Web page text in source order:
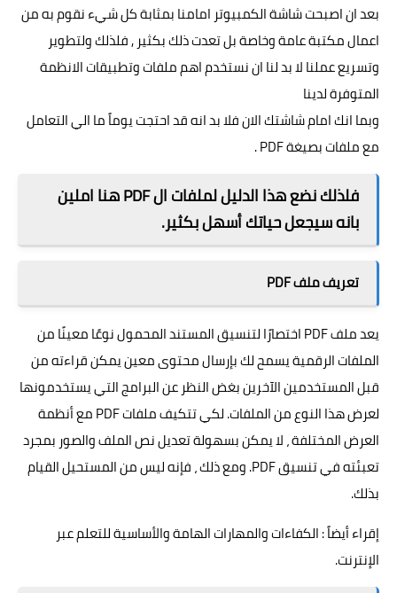
بعد ان اصبحت شاشة الكمبيوتر امامنا بمثابة كل شيء نقوم به من
اعمال مكتبة عامة وخاصة بل تعدت ذلك بكثير , فلذلك ولتطوير
وتسريع عملنا لا بد لنا ان نستخدم اهم ملفات وتطبيقات الانظمة
المتوفرة لدينا
وبما انك امام شاشتك الان فلا بد انه قد احتجت يوماً ما الي التعامل
مع ملفات بصيغة PDF .
فلذلك نضع هذا الدليل لملفات ال PDF هنا املين
بانه سيجعل حياتك أسهل بكثير.
تعريف ملف PDF
يعد ملف PDF اختصارًا لتنسيق المستند المحمول نوعًا معينًا من
الملفات الرقمية يسمح لك بإرسال محتوى معين يمكن قراءته من
قبل المستخدمين الآخرين بغض النظر عن البرامج التي يستخدمونها
لعرض هذا النوع من الملفات. لكي تتكيف ملفات PDF مع أنظمة
العرض المختلفة ، لا يمكن بسهولة تعديل نص الملف والصور بمجرد
تعبئته في تنسيق PDF. ومع ذلك ، فإنه ليس من المستحيل القيام
بذلك.
إقراء أيضاً :الكفاءات والمهارات الهامة والأساسية للتعلم عبر
الإنترنت.